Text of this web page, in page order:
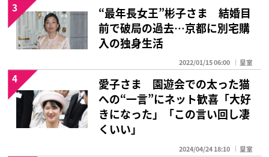
“最年長女王”彬子さま 結婚目
前で破局の過去…京都に別宅購
入の独身生活
2022/01/15 06:00 皇室
3
愛子さま 園遊会での太った猫
への“一言”にネット歓喜「大好
きになった」「この言い回し凄
くいい」
2024/04/24 18:10 皇室
4